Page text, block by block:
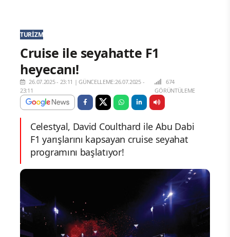
TURIZM
Cruise ile seyahatte F1
heyecanı!
26.07.2025 - 23:11 |GÜNCELLEME:26.07.2025 -
23:11
674
GÖRÜNTÜLEME
Celestyal, David Coulthard ile Abu Dabi
F1 yarışlarını kapsayan cruise seyahat
programını başlatıyor!